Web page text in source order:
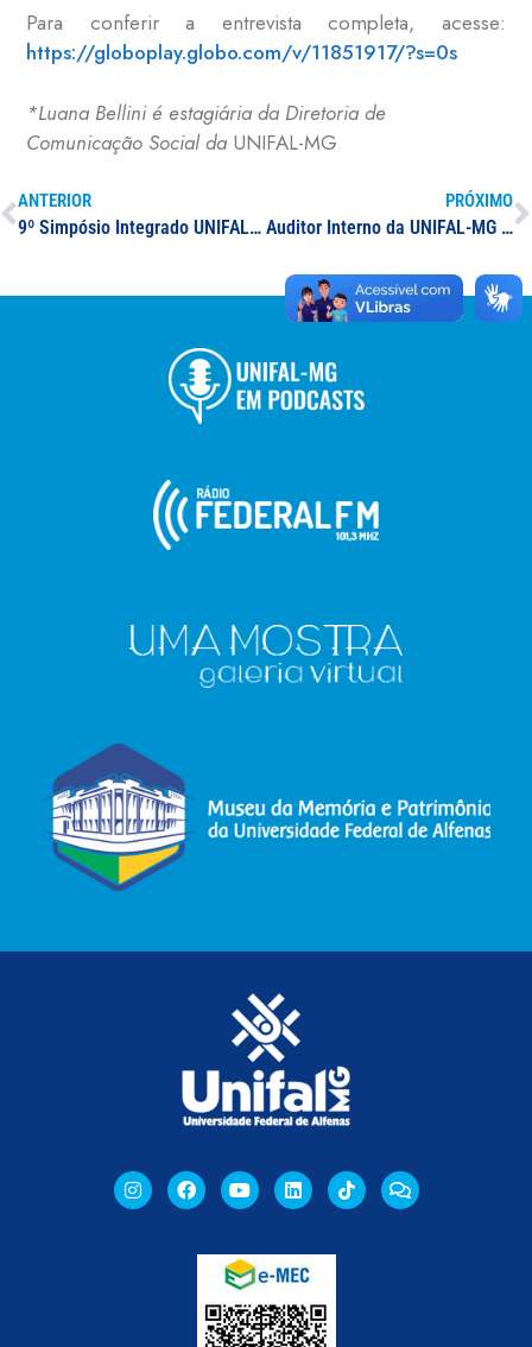
Para conferir a entrevista completa, acesse:
https://globoplay.globo.com/v/11851917/?s=0s
*Luana Bellini é estagiária da Diretoria de
Comunicação Social da UNIFAL-MG
ANTERIOR
9º Simpósio Integrado UNIFAL-MG: Chamada de Propostas Artístico-Culturais
PRÓXIMO
Auditor Interno da UNIFAL-MG palestra no IV Congresso Brasileiro de Auditoria; evento repercute em portal de notícias do Amazonas